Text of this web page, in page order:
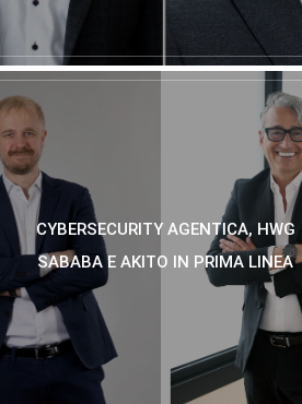
CYBERSECURITY AGENTICA, HWG
SABABA E AKITO IN PRIMA LINEA